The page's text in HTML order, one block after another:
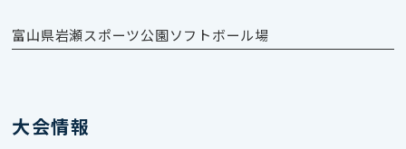
富山県岩瀬スポーツ公園ソフトボール場
大会情報